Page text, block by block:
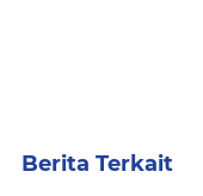
Berita Terkait